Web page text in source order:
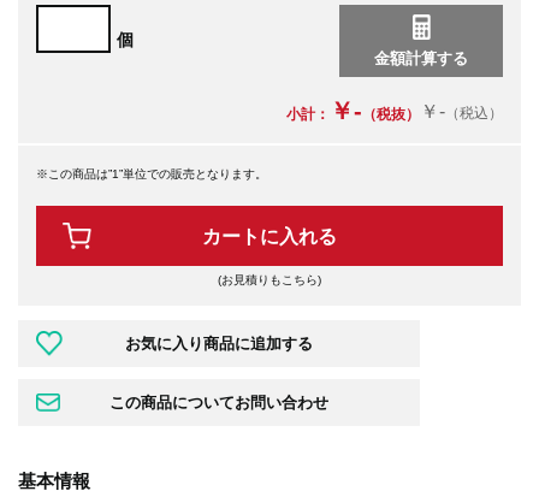
個
小計： ￥- （税抜） ￥- （税込）
※この商品は”1”単位での販売となります。
カートに入れる
(お見積りもこちら)
基本情報